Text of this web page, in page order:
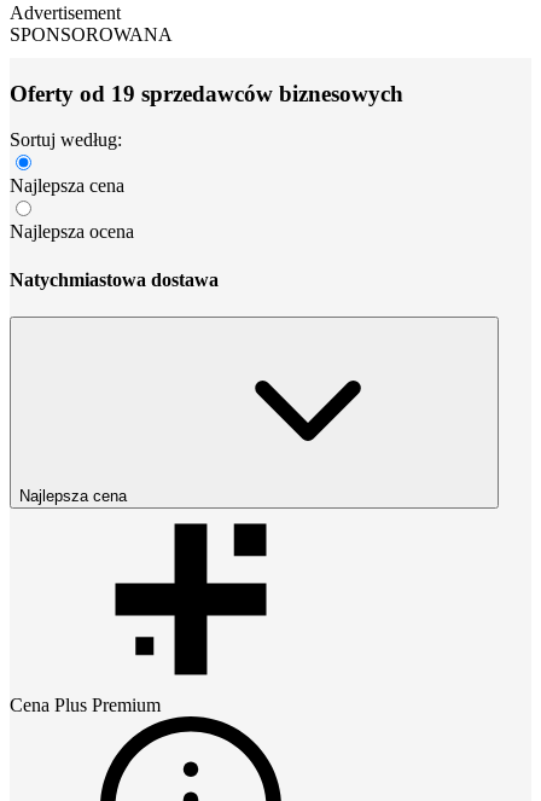
Advertisement
SPONSOROWANA
Oferty od 19 sprzedawców biznesowych
Sortuj według:
Najlepsza cena
Najlepsza ocena
Natychmiastowa dostawa
Najlepsza cena
Cena Plus Premium